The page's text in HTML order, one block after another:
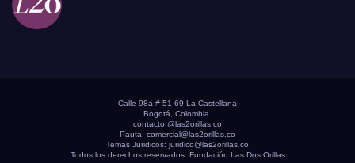
Calle 98a # 51-69 La Castellana
Bogotá, Colombia.
contacto @las2orillas.co
Pauta: comercial@las2orillas.co
Temas Juridicos: juridico@las2orillas.co
Todos los derechos reservados. Fundación Las Dos Orillas